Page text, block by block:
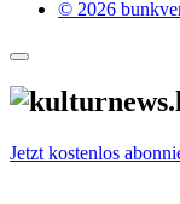
© 2026
Jetzt kostenlos